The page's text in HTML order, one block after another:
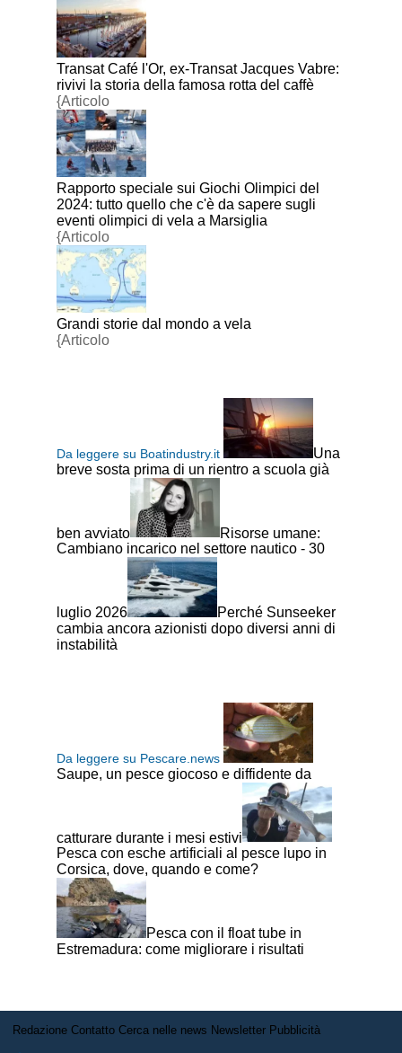
Transat Café l'Or, ex-Transat Jacques Vabre:
rivivi la storia della famosa rotta del caffè
{Articolo
Rapporto speciale sui Giochi Olimpici del
2024: tutto quello che c'è da sapere sugli
eventi olimpici di vela a Marsiglia
{Articolo
Grandi storie dal mondo a vela
{Articolo
Da leggere su Boatindustry.it
Una
breve sosta prima di un rientro a scuola già
ben avviato
Risorse umane:
Cambiano incarico nel settore nautico - 30
luglio 2026
Perché Sunseeker
cambia ancora azionisti dopo diversi anni di
instabilità
Da leggere su Pescare.news
Saupe, un pesce giocoso e diffidente da
catturare durante i mesi estivi
Pesca con esche artificiali al pesce lupo in
Corsica, dove, quando e come?
Pesca con il float tube in
Estremadura: come migliorare i risultati
Redazione Contatto Cerca nelle news Newsletter Pubblicità